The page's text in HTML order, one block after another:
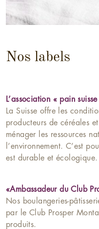
Nos labels
L’association « pain suisse
La Suisse offre les
producteurs de céréales
ménager les ressources
l’environnement. C’est
est durable et écologique.
«Ambassadeur du Club
Nos boulangeries-
par le Club Prosper
produits.